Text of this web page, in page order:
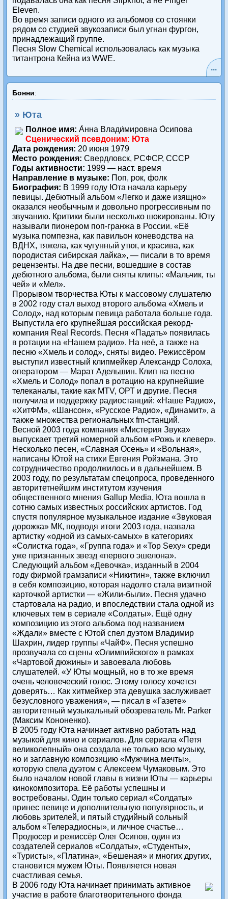
Eleven.
Во время записи одного из альбомов со стоянки
рядом со студией звукозаписи был угнан фургон,
принадлежащий группе.
Песня Slow Chemical использовалась как музыка
титантрона Кейна из WWE.
...
Бонни:
» Юта
Полное имя: А́нна Влади́мировна О́сипова
Сценический псевдоним: Юта
Дата рождения: 20 июня 1979
Место рождения: Свердловск, РСФСР, СССР
Годы активности: 1999 — наст. время
Направление в музыке: Поп, рок, фолк
Биография: В 1999 году Юта начала карьеру
певицы. Дебютный альбом «Легко и даже изящно»
оказался необычным и довольно прогрессивным по
звучанию. Критики были несколько шокированы. Юту
называли пионером поп-гранжа в России. «Её
музыка помпезна, как павильон коневодства на
ВДНХ, тяжела, как чугунный утюг, и красива, как
породистая сибирская лайка», — писали в то время
рецензенты. На две песни, вошедшие в состав
дебютного альбома, были сняты клипы: «Мальчик, ты
чей» и «Мел».
Прорывом творчества Юты к массовому слушателю
в 2002 году стал выход второго альбома «Хмель и
Солод», над которым певица работала больше года.
Выпустила его крупнейшая российская рекорд-
компания Real Records. Песня «Падать» появилась
в ротации на «Нашем радио». На неё, а также на
песню «Хмель и солод», сняты видео. Режиссёром
выступил известный клипмейкер Александр Солоха,
оператором — Марат Адельшин. Клип на песню
«Хмель и Солод» попал в ротацию на крупнейшие
телеканалы, такие как MTV, ОРТ и другие. Песня
получила и поддержку радиостанций: «Наше Радио»,
«ХитФМ», «Шансон», «Русское Радио», «Динамит», а
также множества региональных fm-станций.
Весной 2003 года компания «Мистерия Звука»
выпускает третий номерной альбом «Рожь и клевер».
Несколько песен, «Славная Осень» и «Вольная»,
написаны Ютой на стихи Евгения Ройзмана. Это
сотрудничество продолжилось и в дальнейшем. В
2003 году, по результатам спецопроса, проведенного
авторитетнейшим институтом изучения
общественного мнения Gallup Media, Юта вошла в
сотню самых известных российских артистов. Год
спустя популярное музыкальное издание «Звуковая
дорожка» МК, подводя итоги 2003 года, назвала
артистку «одной из самых-самых» в категориях
«Солистка года», «Группа года» и «Top Sexy» среди
уже признанных звезд «первого эшелона».
Следующий альбом «Девочка», изданный в 2004
году фирмой грамзаписи «Никитин», также включил
в себя композицию, которая надолго стала визитной
карточкой артистки — «Жили-были». Песня удачно
стартовала на радио, и впоследствии стала одной из
ключевых тем в сериале «Солдаты». Ещё одну
композицию из этого альбома под названием
«Ждали» вместе с Ютой спел дуэтом Владимир
Шахрин, лидер группы «ЧайФ». Песня успешно
прозвучала со сцены «Олимпийского» в рамках
«Чартовой дюжины» и завоевала любовь
слушателей. «У Юты мощный, но в то же время
очень человеческий голос. Этому голосу хочется
доверять… Как хитмейкер эта девушка заслуживает
безусловного уважения», — писал в «Газете»
авторитетный музыкальный обозреватель Mr. Parker
(Максим Кононенко).
В 2005 году Юта начинает активно работать над
музыкой для кино и сериалов. Для сериала «Петя
великолепный» она создала не только всю музыку,
но и заглавную композицию «Мужчина мечты»,
которую спела дуэтом с Алексеем Чумаковым. Это
было началом новой главы в жизни Юты — карьеры
кинокомпозитора. Её работы успешны и
востребованы. Один только сериал «Солдаты»
принес певице и дополнительную популярность, и
любовь зрителей, и пятый студийный сольный
альбом «Телерадиосны», и личное счастье…
Продюсер и режиссёр Олег Осипов, один из
создателей сериалов «Солдаты», «Студенты»,
«Туристы», «Платина», «Бешеная» и многих других,
становится мужем Юты. Появляется новая
счастливая семья.
В 2006 году Юта начинает принимать активное
участие в работе благотворительного фонда